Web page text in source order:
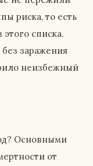
риска, то есть
списка.
заражения
неизбежный
Основными
от